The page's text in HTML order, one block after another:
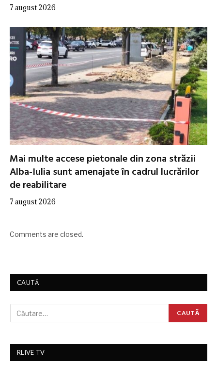
7 august 2026
Mai multe accese pietonale din zona străzii
Alba-Iulia sunt amenajate în cadrul lucrărilor
de reabilitare
7 august 2026
Comments are closed.
CAUTĂ
RLIVE TV